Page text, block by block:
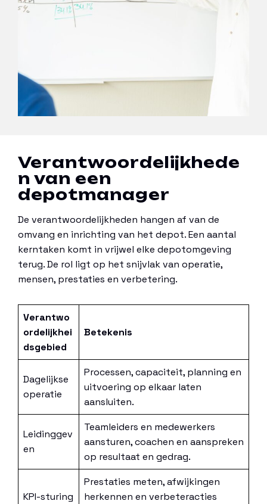
Verantwoordelijkhede
n van een
depotmanager
De verantwoordelijkheden hangen af van de
omvang en inrichting van het depot. Een aantal
kerntaken komt in vrijwel elke depotomgeving
terug. De rol ligt op het snijvlak van operatie,
mensen, prestaties en verbetering.
Verantwo
ordelijkhei
dsgebied
Betekenis
Dagelijkse
operatie
Processen, capaciteit, planning en
uitvoering op elkaar laten
aansluiten.
Leidinggev
en
Teamleiders en medewerkers
aansturen, coachen en aanspreken
op resultaat en gedrag.
KPI-sturing
Prestaties meten, afwijkingen
herkennen en verbeteracties